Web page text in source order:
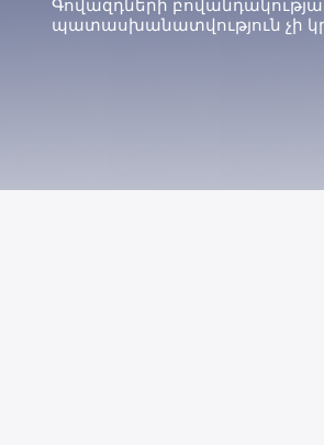
Գովազդների
պատասխանատվություն չի